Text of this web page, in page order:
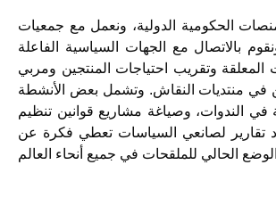
الحكومية الدولية، ونعمل مع جمعيات
بالاتصال مع الجهات السياسية الفاعلة
المعلقة وتقريب احتياجات المنتجين ومربي
في منتديات النقاش. وتشمل بعض الأنشطة
في الندوات، وصياغة مشاريع قوانين تنظيم
تقارير لصانعي السياسات تعطي فكرة عن